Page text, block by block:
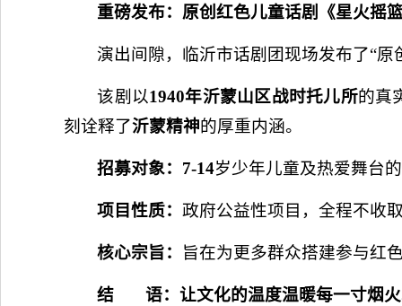
重磅发布：原创红色儿童话剧《星火摇
演出间隙，临沂市话剧团现场发布了“
该剧以1940年沂蒙山区战时托儿所的真
刻诠释了沂蒙精神的厚重内涵。
招募对象： 7-14岁少年儿童及热爱舞台
项目性质：政府公益性项目，全程不收
核心宗旨： 旨在为更多群众搭建参与红
结 语：让文化的温度温暖每一寸烟